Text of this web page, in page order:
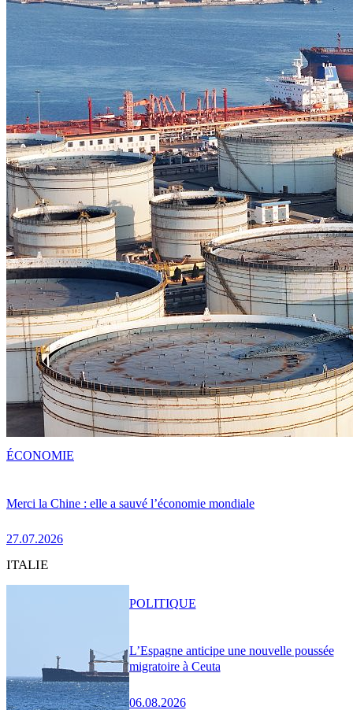
Merci la Chine : elle a sauvé l’économie mondiale
27.07.2026
ÉCONOMIE
ITALIE
L’Espagne anticipe une nouvelle poussée
migratoire à Ceuta
06.08.2026
POLITIQUE